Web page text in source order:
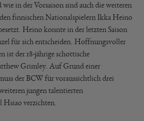
in der Vorsaison sind auch die weiteren
finnischen Nationalspielern Ikka Heino
Heino konnte in der letzten Saison
für sich entscheiden. Hoffnungsvoller
ist der 18-jährige schottische
Grimley. Auf Grund einer
der BCW für voraussichtlich drei
jungen talentierten
Hsiao verzichten.